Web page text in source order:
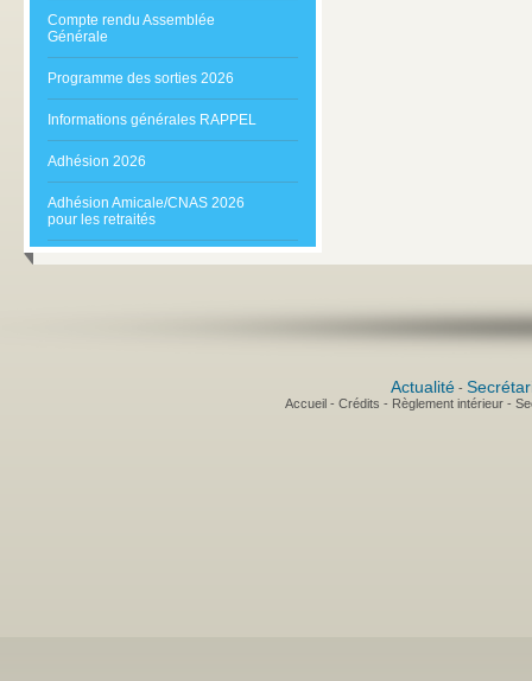
Compte rendu Assemblée
Générale
Programme des sorties 2026
Informations générales RAPPEL
Adhésion 2026
Adhésion Amicale/CNAS 2026
pour les retraités
Actualité -
Accueil- Crédits - Règlement intérieur-